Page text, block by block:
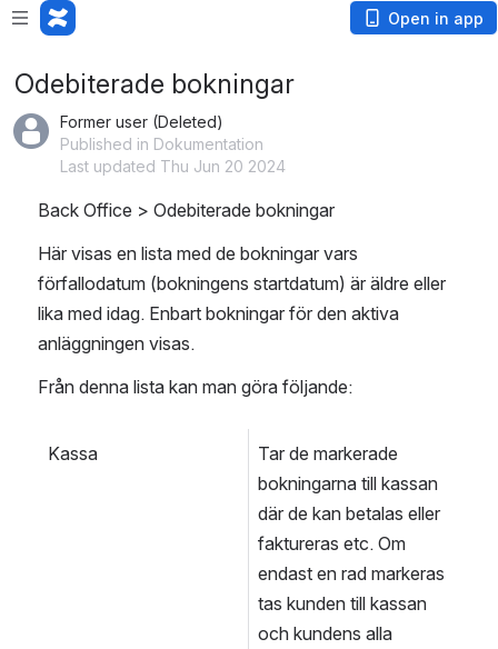
Open in app
Odebiterade bokningar
Former user (Deleted)
Published in Dokumentation
Last updated Thu Jun 20 2024
Back Office > Odebiterade bokningar
Här visas en lista med de bokningar vars
förfallodatum (bokningens startdatum) är äldre eller
lika med idag. Enbart bokningar för den aktiva
anläggningen visas.
Från denna lista kan man göra följande:
Kassa
Tar de markerade
bokningarna till kassan
där de kan betalas eller
faktureras etc. Om
endast en rad markeras
tas kunden till kassan
och kundens alla